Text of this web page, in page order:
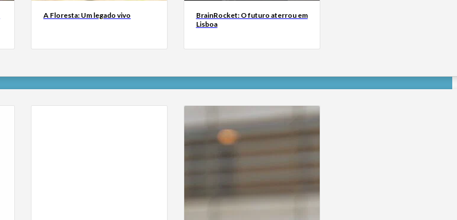
A Floresta: Um legado vivo
BrainRocket: O futuro aterrou em
Lisboa